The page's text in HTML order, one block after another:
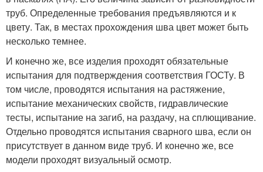
труб. Определенные требования предъявляются и к
цвету. Так, в местах прохождения шва цвет может быть
несколько темнее.
И конечно же, все изделия проходят обязательные
испытания для подтверждения соответствия ГОСТу. В
том числе, проводятся испытания на растяжение,
испытание механических свойств, гидравлические
тесты, испытание на загиб, на раздачу, на сплющивание.
Отдельно проводятся испытания сварного шва, если он
присутствует в данном виде труб. И конечно же, все
модели проходят визуальный осмотр.